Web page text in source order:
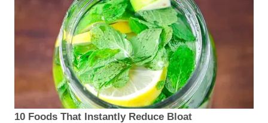
10 Foods That Instantly Reduce Bloat